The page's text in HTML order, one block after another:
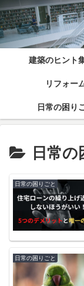
建築のヒント
リフォー
日常の困り
日常の
日常の困りごと
日常の困りごと